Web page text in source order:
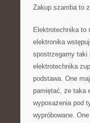
Zakup szamba to
Elektrotechnika
elektronika
spostrzegamy taki
elektrotechnika
podstawa. One
pamiętać, że taka
wyposażenia pod
wypróbowane.